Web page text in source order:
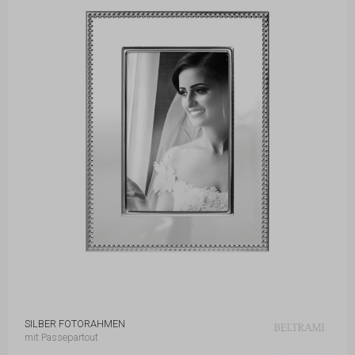
SILBER FOTORAHMEN
mit Passepartout